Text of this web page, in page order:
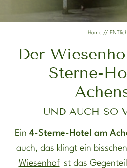
ENTLICH DA
Home //
Der
Sterne-
UND AUCH SO
Ein 4-Sterne-Hotel am
auch, das klingt ein
Wiesenhofist das